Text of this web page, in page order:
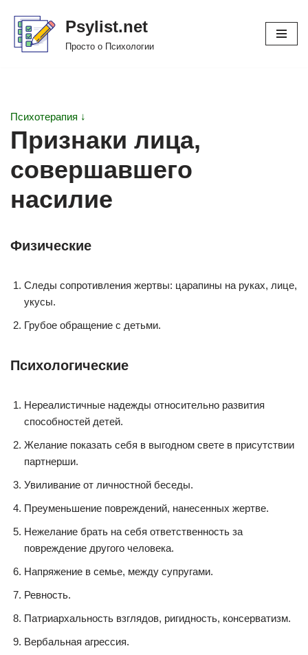
Перейти
Psylist.net
Просто о Психологии
Психотерапия ↓
Признаки лица,
совершавшего
насилие
Физические
Следы сопротивления жертвы: царапины на руках, лице,
укусы.
Грубое обращение с детьми.
Психологические
Нереалистичные надежды относительно развития
способностей детей.
Желание показать себя в выгодном свете в присутствии
партнерши.
Увиливание от личностной беседы.
Преуменьшение повреждений, нанесенных жертве.
Нежелание брать на себя ответственность за
повреждение другого человека.
Напряжение в семье, между супругами.
Ревность.
Патриархальность взглядов, ригидность, консерватизм.
Вербальная агрессия.